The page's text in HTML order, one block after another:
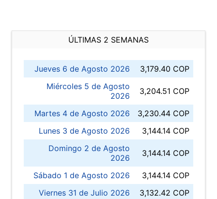
ÚLTIMAS 2 SEMANAS
Jueves 6 de Agosto 2026
3,179.40 COP
Miércoles 5 de Agosto
2026
3,204.51 COP
Martes 4 de Agosto 2026
3,230.44 COP
Lunes 3 de Agosto 2026
3,144.14 COP
Domingo 2 de Agosto
2026
3,144.14 COP
Sábado 1 de Agosto 2026
3,144.14 COP
Viernes 31 de Julio 2026
3,132.42 COP